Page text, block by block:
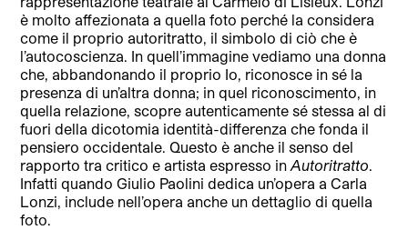
è molto affezionata a quella foto perché la considera
come il proprio autoritratto, il simbolo di ciò che è
l’autocoscienza. In quell’immagine vediamo una donna
che, abbandonando il proprio Io, riconosce in sé la
presenza di un’altra donna; in quel riconoscimento, in
quella relazione, scopre autenticamente sé stessa al di
fuori della dicotomia identità-differenza che fonda il
pensiero occidentale. Questo è anche il senso del
rapporto tra critico e artista espresso inAutoritratto.
Infatti quando Giulio Paolini dedica un’opera a Carla
Lonzi, include nell’opera anche un dettaglio di quella
foto.